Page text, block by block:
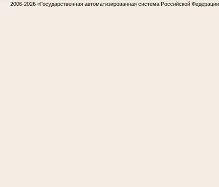
2006-2026 «Государственная автоматизированная система Российской